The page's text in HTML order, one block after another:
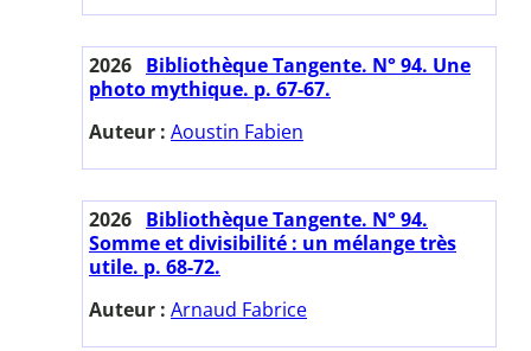
2026 Bibliothèque Tangente. N° 94. Une
photo mythique. p. 67-67.
Auteur : Aoustin Fabien
2026 Bibliothèque Tangente. N° 94.
Somme et divisibilité : un mélange très
utile. p. 68-72.
Auteur : Arnaud Fabrice